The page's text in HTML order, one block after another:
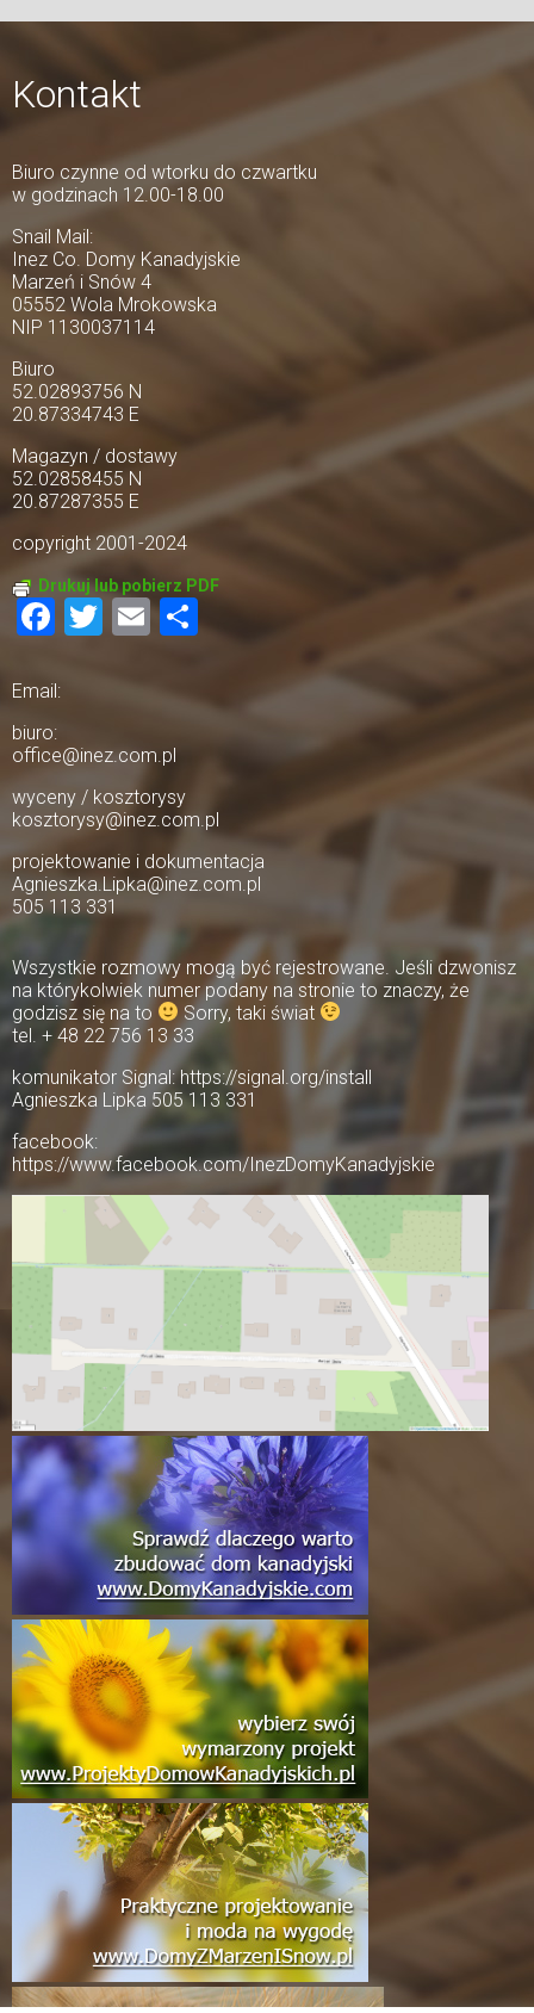
Kontakt
Biuro czynne od wtorku do czwartku
w godzinach 12.00-18.00
Snail Mail:
Inez Co. Domy Kanadyjskie
Marzeń i Snów 4
05552 Wola Mrokowska
NIP 1130037114
Biuro
52.02893756 N
20.87334743 E
Magazyn / dostawy
52.02858455 N
20.87287355 E
copyright 2001-2024
Drukuj lub pobierz PDF
Facebook
Twitter
Email
Share
Email:
biuro:
office@inez.com.pl
wyceny / kosztorysy
kosztorysy@inez.com.pl
projektowanie i dokumentacja
Agnieszka.Lipka@inez.com.pl
505 113 331
Wszystkie rozmowy mogą być rejestrowane. Jeśli dzwonisz
na którykolwiek numer podany na stronie to znaczy, że
godzisz się na to
Sorry, taki świat
tel. + 48 22 756 13 33
komunikator Signal: https://signal.org/install
Agnieszka Lipka 505 113 331
facebook:
https://www.facebook.com/InezDomyKanadyjskie